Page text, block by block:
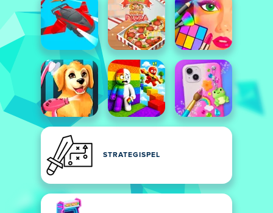
STRATEGISPEL